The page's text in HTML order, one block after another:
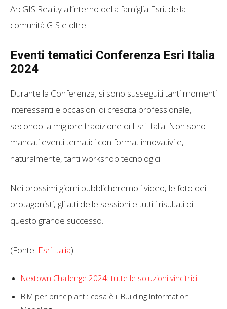
ArcGIS Reality all’interno della famiglia Esri, della
comunità GIS e oltre.
Eventi tematici Conferenza Esri Italia
2024
Durante la Conferenza, si sono susseguiti tanti momenti
interessanti e occasioni di crescita professionale,
secondo la migliore tradizione di Esri Italia. Non sono
mancati eventi tematici con format innovativi e,
naturalmente, tanti workshop tecnologici.
Nei prossimi giorni pubblicheremo i video, le foto dei
protagonisti, gli atti delle sessioni e tutti i risultati di
questo grande successo.
(Fonte: Esri Italia)
Nextown Challenge 2024: tutte le soluzioni vincitrici
BIM per principianti: cosa è il Building Information